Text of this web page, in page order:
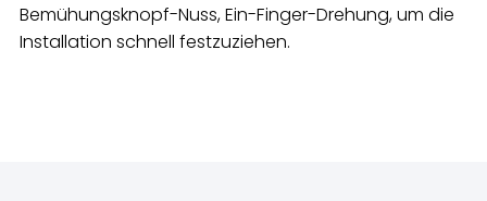
Bemühungsknopf-Nuss, Ein-Finger-Drehung, um die
Installation schnell festzuziehen.